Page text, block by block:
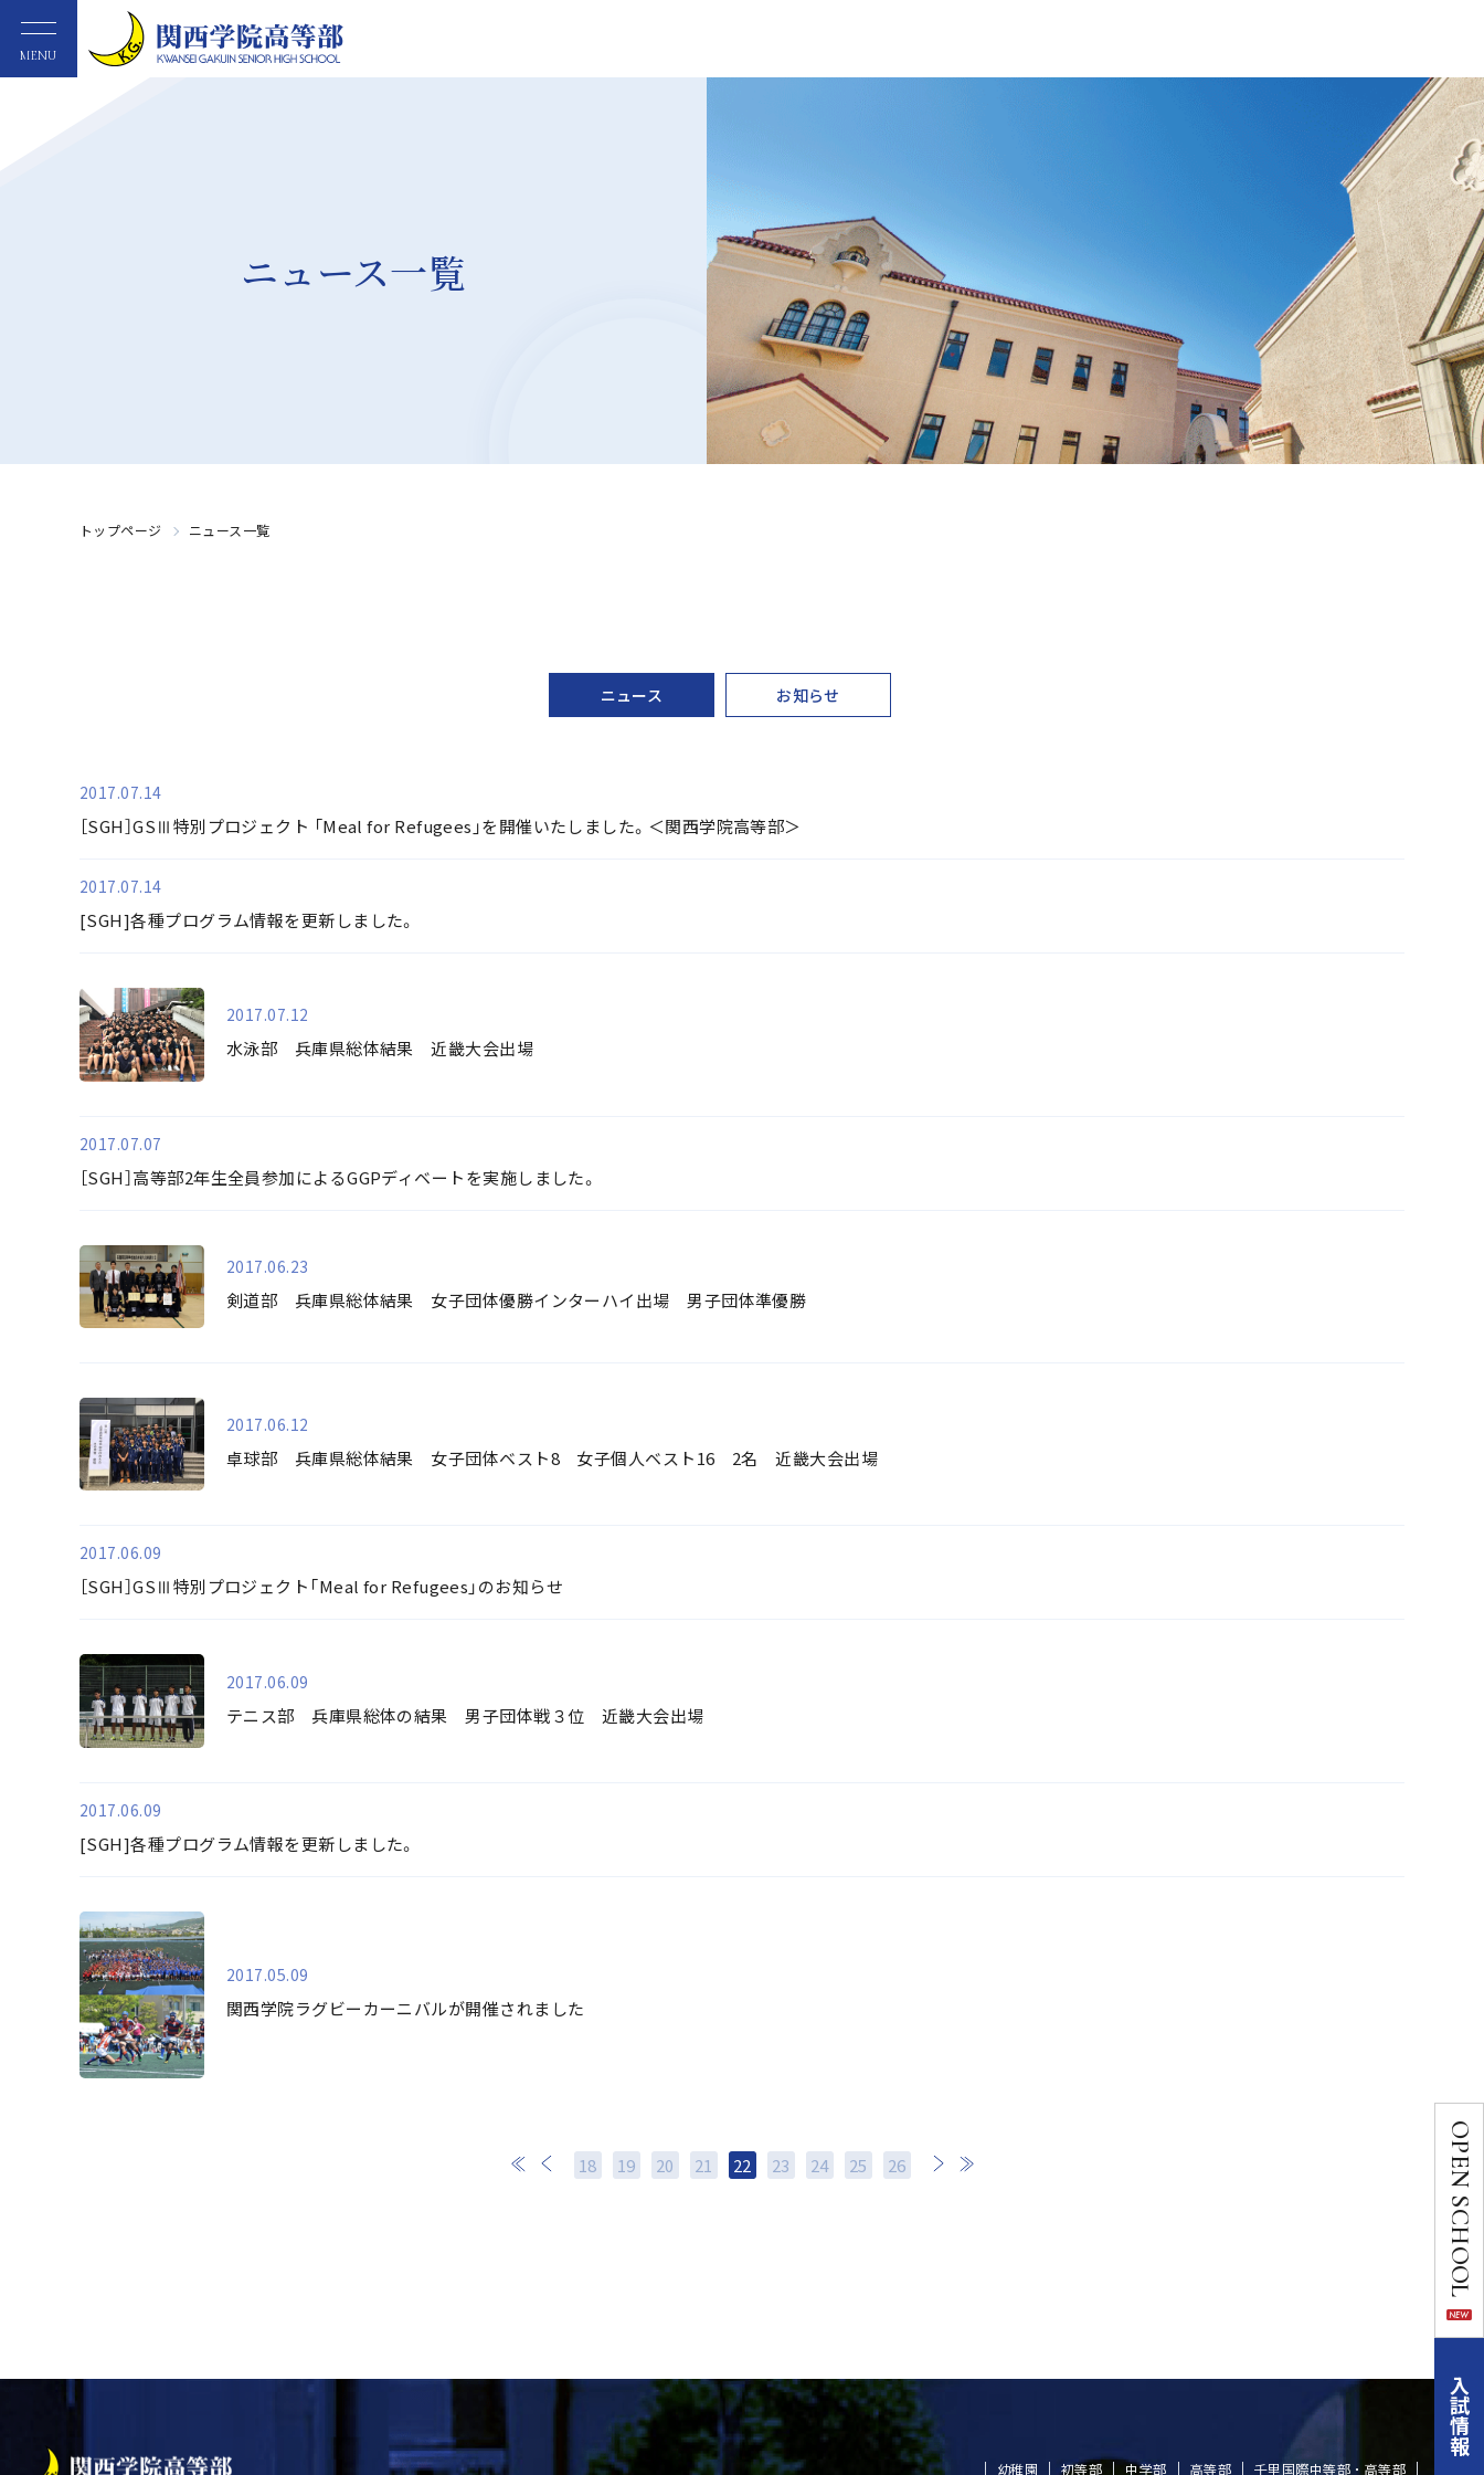
MENU
OPEN SCHOOL
入試情報
ニュース一覧
トップページ ニュース一覧
ニュース お知らせ
2017.07.14
［SGH］GSⅢ特別プロジェクト 「Meal for Refugees」を開催いたしました。＜関西学院高等部＞
2017.07.14
[SGH]各種プログラム情報を更新しました。
2017.07.12
水泳部 兵庫県総体結果 近畿大会出場
2017.07.07
［SGH］高等部2年生全員参加によるGGPディベートを実施しました。
2017.06.23
剣道部 兵庫県総体結果 女子団体優勝インターハイ出場 男子団体準優勝
2017.06.12
卓球部 兵庫県総体結果 女子団体ベスト8 女子個人ベスト16 2名 近畿大会出場
2017.06.09
［SGH］GSⅢ特別プロジェクト「Meal for Refugees」のお知らせ
2017.06.09
テニス部 兵庫県総体の結果 男子団体戦３位 近畿大会出場
2017.06.09
[SGH]各種プログラム情報を更新しました。
2017.05.09
関西学院ラグビーカーニバルが開催されました
18 19 20 21 22 23 24 25 26
次 最後
幼稚園 初等部 中学部 高等部 千里国際中等部・高等部